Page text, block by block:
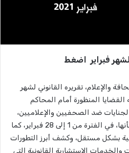
لشهر فبراير اضغط
والإعلام، تقريره القانوني لشهر
فيه القضايا المنظورة أمام المحاكم
ضد الصحفيين والإعلاميين،
والتي تم اتخاذ إجراءاتٍ بشأنها، في الفترة من 1 إلى 28 فبراير، كما
بشكل مستقل، وكشف أبرز التطورات
الاستشارية القانونية التي